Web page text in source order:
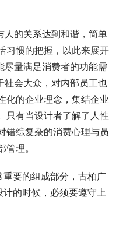
的关系达到和谐，简单
习惯的把握，以此来展开
尽量满足消费者的功能需
社会大众，对内部员工也
化的企业理念，集结企业
只有当设计者了解了人性
错综复杂的消费心理与员
管理。
要的组成部分，古柏广
的时候，必须要遵守上